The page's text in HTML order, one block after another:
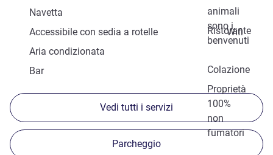
animali
sono i
benvenuti
Navetta
Ristorante
Accessibile con sedia a rotelle
Wifi
Aria condizionata
Colazione
Bar
Proprietà
100%
non
fumatori
Vedi tutti i servizi
Parcheggio